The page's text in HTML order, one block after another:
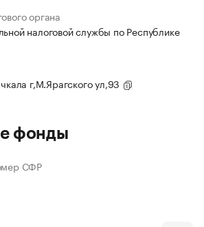
органа
налоговой службы по Республике
г,М.Ярагского ул,93
фонды
СФР